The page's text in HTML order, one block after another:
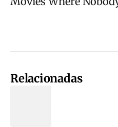
Relacionadas